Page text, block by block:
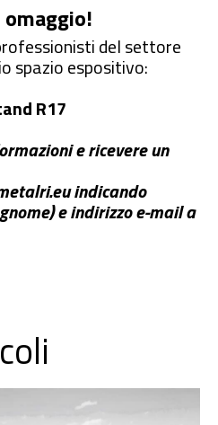
del settore
spazio espositivo:
R17
e ricevere un
indicando
e indirizzo e-mail a